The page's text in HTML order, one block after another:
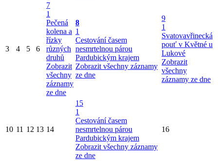
3 4 5 6
7
1
Pečená
kolena a
řízky
různých
druhů
Zobrazit
všechny
záznamy
ze dne
8
1
Cestování časem
nesmrtelnou párou
Pardubickým krajem
Zobrazit všechny záznamy
ze dne
9
1
Svatovavřinecká
pouť v Květné u
Lukové
Zobrazit
všechny
záznamy ze dne
10 11 12 13 14
15
1
Cestování časem
nesmrtelnou párou
Pardubickým krajem
Zobrazit všechny záznamy
ze dne
16